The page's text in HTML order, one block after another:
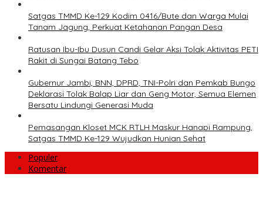
Satgas TMMD Ke-129 Kodim 0416/Bute dan Warga Mulai
Tanam Jagung, Perkuat Ketahanan Pangan Desa
Ratusan Ibu-Ibu Dusun Candi Gelar Aksi Tolak Aktivitas PETI
Rakit di Sungai Batang Tebo
Gubernur Jambi, BNN, DPRD, TNI-Polri dan Pemkab Bungo
Deklarasi Tolak Balap Liar dan Geng Motor, Semua Elemen
Bersatu Lindungi Generasi Muda
Pemasangan Kloset MCK RTLH Maskur Hanapi Rampung,
Satgas TMMD Ke-129 Wujudkan Hunian Sehat
Populer
Komentar